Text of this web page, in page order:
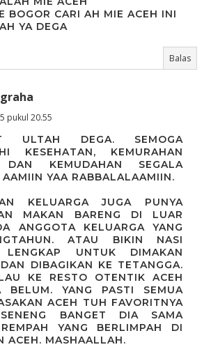
BOGOR CARI AH MIE ACEH INI
YA DEGA
Balas
pukul 20.55
ULTAH DEGA. SEMOGA
KESEHATAN, KEMURAHAN
DAN KEMUDAHAN SEGALA
AAMIIN YAA RABBALALAAMIIN.
KELUARGA JUGA PUNYA
MAKAN BARENG DI LUAR
ANGGOTA KELUARGA YANG
ATAU BIKIN NASI
LENGKAP UNTUK DIMAKAN
DIBAGIKAN KE TETANGGA.
KE RESTO OTENTIK ACEH
BELUM. YANG PASTI SEMUA
ACEH TUH FAVORITNYA
BANGET DIA SAMA
REMPAH YANG BERLIMPAH DI
ACEH. MASHAALLAH.